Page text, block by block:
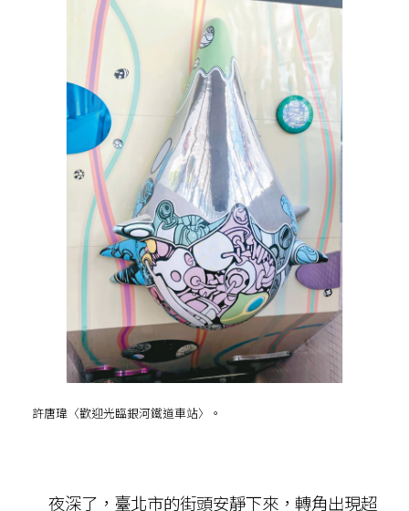
許唐瑋〈歡迎光臨銀河鐵道車站〉。
夜深了，臺北市的街頭安靜下來，轉角出現超